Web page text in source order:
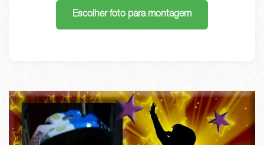
Escolher foto para montagem